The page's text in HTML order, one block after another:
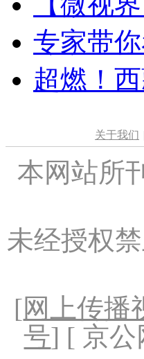
专家带
超燃！
关于我们
本网站所
未经授权
[网上传播
号] [ 京公